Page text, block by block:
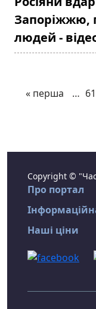
Запоріжжю,
людей -
« перша … 61
Copyright © "Час
Про портал
Наші ціни